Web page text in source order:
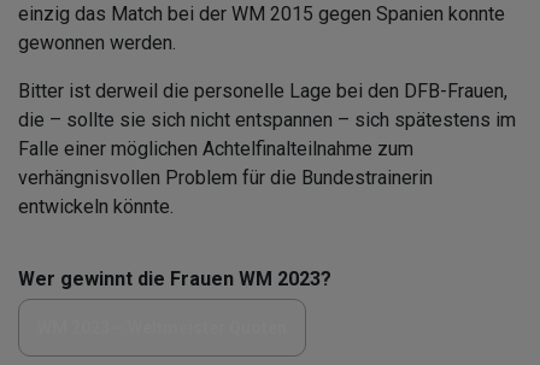
einzig das Match bei der WM 2015 gegen Spanien konnte
gewonnen werden.
Bitter ist derweil die personelle Lage bei den DFB-Frauen,
die – sollte sie sich nicht entspannen – sich spätestens im
Falle einer möglichen Achtelfinalteilnahme zum
verhängnisvollen Problem für die Bundestrainerin
entwickeln könnte.
Wer gewinnt die Frauen WM 2023?